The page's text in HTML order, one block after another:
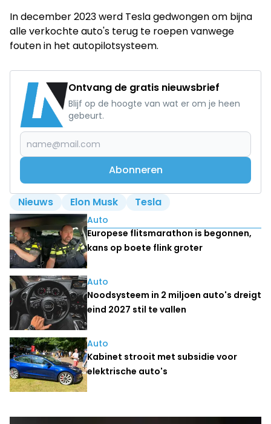
In december 2023 werd Tesla gedwongen om bijna
alle verkochte auto's terug te roepen vanwege
fouten in het autopilotsysteem.
Ontvang de gratis nieuwsbrief
Blijf op de hoogte van wat er om je heen
gebeurt.
Abonneren
Nieuws Elon Musk Tesla
Lees ook
Auto
Europese flitsmarathon is begonnen,
kans op boete flink groter
Auto
Noodsysteem in 2 miljoen auto's dreigt
eind 2027 stil te vallen
Auto
Kabinet strooit met subsidie voor
elektrische auto's